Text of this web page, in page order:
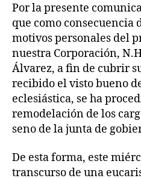
Por la presente
que como consecuencia
motivos personales del
nuestra Corporación,
Álvarez, a fin de cubrir
recibido el visto bueno
eclesiástica, se ha
remodelación de los
seno de la junta de
De esta forma, este
transcurso de una